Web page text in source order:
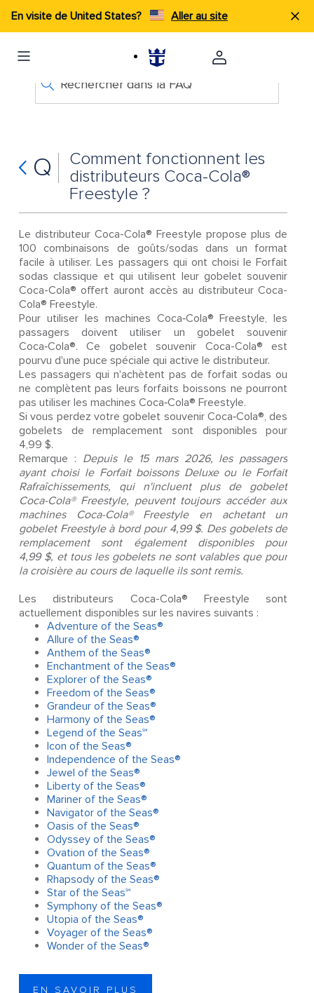
En visite de United States? Aller au site
Rechercher dans la FAQ
Q
Comment fonctionnent les
distributeurs Coca-Cola®
Freestyle ?
Le distributeur Coca-Cola® Freestyle propose plus de
100 combinaisons de goûts/sodas dans un format
facile à utiliser. Les passagers qui ont choisi le Forfait
sodas classique et qui utilisent leur gobelet souvenir
Coca-Cola® offert auront accès au distributeur Coca-
Cola® Freestyle.
Pour utiliser les machines Coca‑Cola® Freestyle, les
passagers doivent utiliser un gobelet souvenir
Coca‑Cola®. Ce gobelet souvenir Coca-Cola® est
pourvu d'une puce spéciale qui active le distributeur.
Les passagers qui n'achètent pas de forfait sodas ou
ne complètent pas leurs forfaits boissons ne pourront
pas utiliser les machines Coca‑Cola® Freestyle.
Si vous perdez votre gobelet souvenir Coca‑Cola®, des
gobelets de remplacement sont disponibles pour
4,99 $.
Remarque : Depuis le 15 mars 2026, les passagers
ayant choisi le Forfait boissons Deluxe ou le Forfait
Rafraîchissements, qui n'incluent plus de gobelet
Coca-Cola® Freestyle, peuvent toujours accéder aux
machines Coca-Cola® Freestyle en achetant un
gobelet Freestyle à bord pour 4,99 $. Des gobelets de
remplacement sont également disponibles pour
4,99 $, et tous les gobelets ne sont valables que pour
la croisière au cours de laquelle ils sont remis.
Les distributeurs Coca-Cola® Freestyle sont
actuellement disponibles sur les navires suivants :
Adventure of the Seas®
Allure of the Seas®
Anthem of the Seas®
Enchantment of the Seas®
Explorer of the Seas®
Freedom of the Seas®
Grandeur of the Seas®
Harmony of the Seas®
Legend of the Seas℠
Icon of the Seas®
Independence of the Seas®
Jewel of the Seas®
Liberty of the Seas®
Mariner of the Seas®
Navigator of the Seas®
Oasis of the Seas®
Odyssey of the Seas®
Ovation of the Seas®
Quantum of the Seas®
Rhapsody of the Seas®
Star of the Seas℠
Symphony of the Seas®
Utopia of the Seas®
Voyager of the Seas®
Wonder of the Seas®
EN SAVOIR PLUS